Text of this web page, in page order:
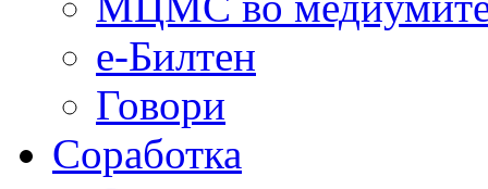
е-Билтен
Говори
Соработка